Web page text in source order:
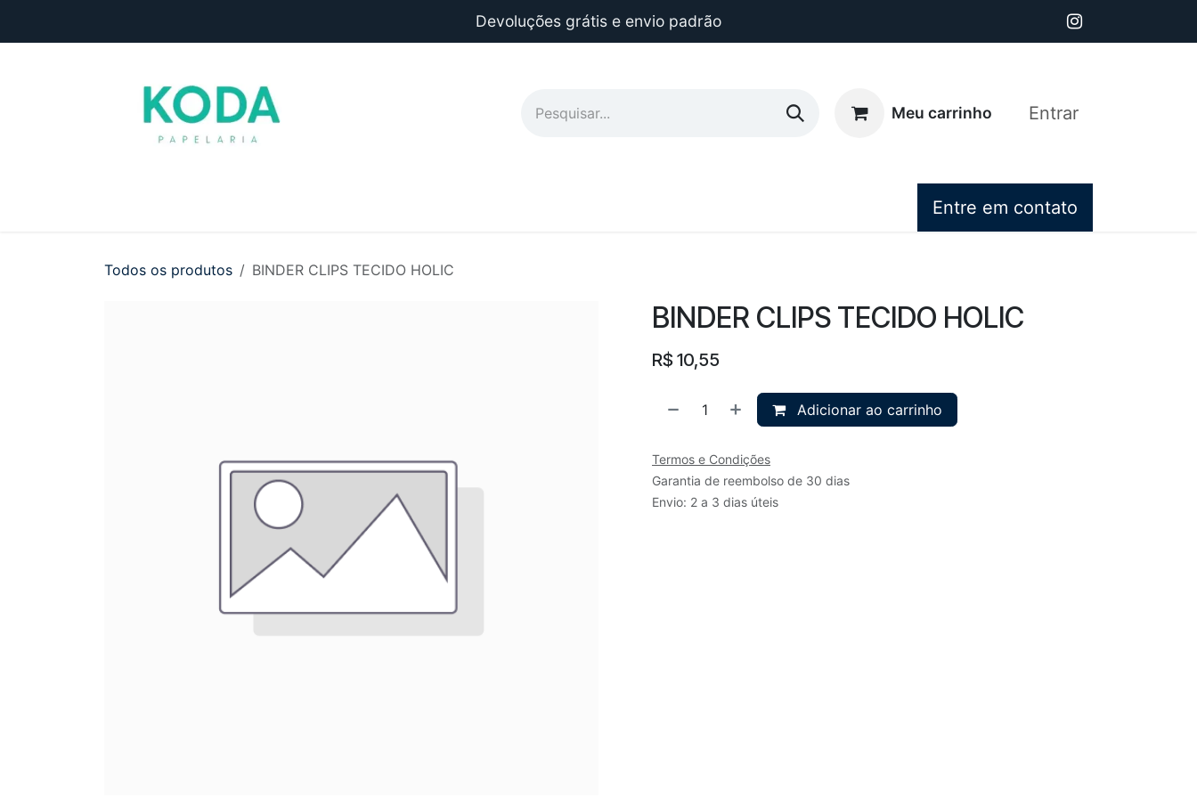
Devoluções grátis e envio padrão
Meu carrinho Entrar
Entre em contato
Todos os produtos BINDER CLIPS TECIDO HOLIC
BINDER CLIPS TECIDO HOLIC
R$ 10,55
Adicionar ao carrinho
Termos e Condições
Garantia de reembolso de 30 dias
Envio: 2 a 3 dias úteis